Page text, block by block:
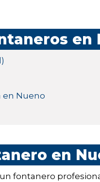
en
en Nueno
en
fontanero